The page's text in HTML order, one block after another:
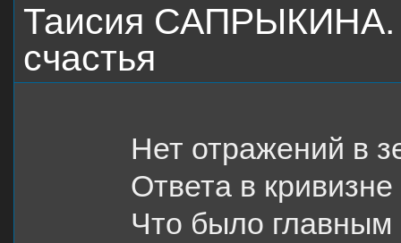
Таисия САПРЫКИНА.
счастья
Нет отражений в
Ответа в
Что было главным